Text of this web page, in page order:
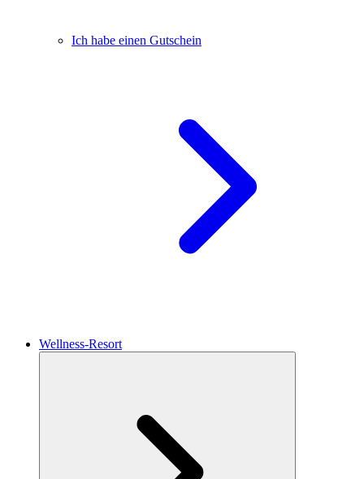
Ich habe einen Gutschein
Wellness-Resort